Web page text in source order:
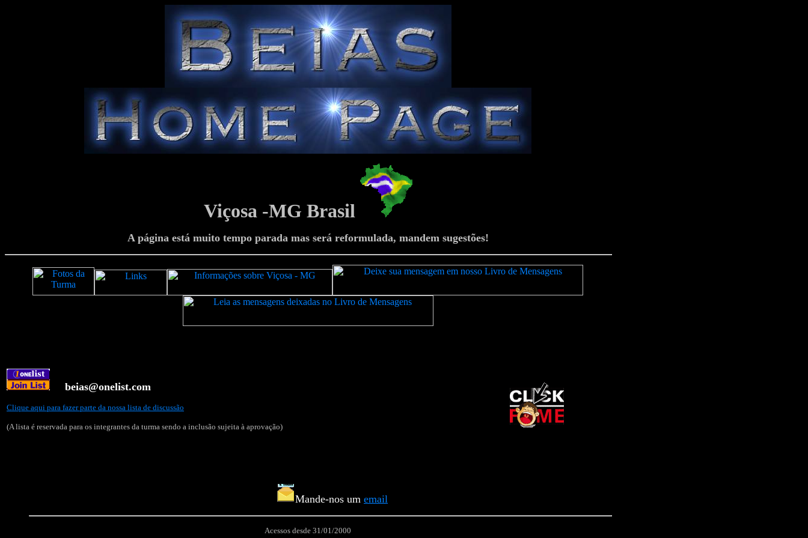
Viçosa -MG Brasil
A página está muito tempo parada mas será reformulada, mandem sugestões!
beias@onelist.com
Clique aqui para fazer parte da nossa lista de discussão
(A lista é reservada para os integrantes da turma sendo a inclusão sujeita à aprovação)
Mande-nos um email
Acessos desde 31/01/2000